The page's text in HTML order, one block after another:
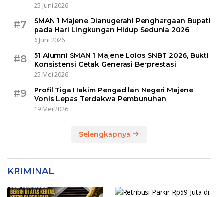
25 Juni 2026
#7
SMAN 1 Majene Dianugerahi Penghargaan Bupati
pada Hari Lingkungan Hidup Sedunia 2026
6 Juni 2026
#8
51 Alumni SMAN 1 Majene Lolos SNBT 2026, Bukti
Konsistensi Cetak Generasi Berprestasi
25 Mei 2026
#9
Profil Tiga Hakim Pengadilan Negeri Majene
Vonis Lepas Terdakwa Pembunuhan
19 Mei 2026
Selengkapnya
KRIMINAL